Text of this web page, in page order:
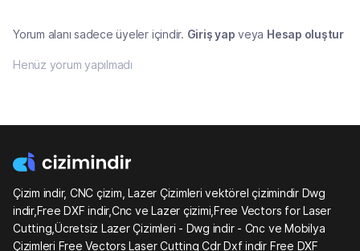
Yorum alanı sadece üyeler içindir. Giriş yap veya Hesap oluştur
Henüz yorum yapılmadı
Çizim indir, CNC çizim, Lazer Çizimleri vektörel çizimindir Dwg
indir,Free DXF indir,Cnc ve Lazer çizimi,Free Vectors for Laser
Cutting,Ücretsiz Lazer Çizimleri - Dwg indir - Cnc ve Mobilya
Çizimleri Free Vectors Laser Cutting Cdr Dxf indir Free DXF